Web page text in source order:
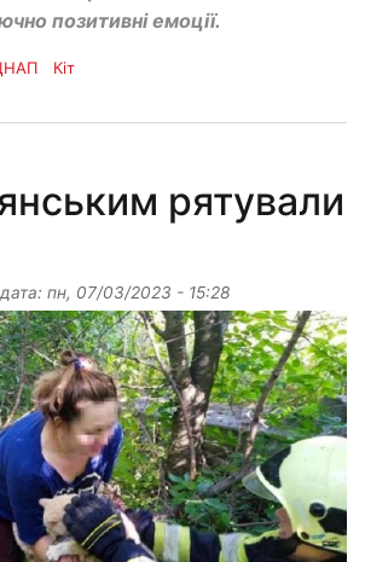
позитивні емоції.
Кіт
рятували
пн, 07/03/2023 - 15:28